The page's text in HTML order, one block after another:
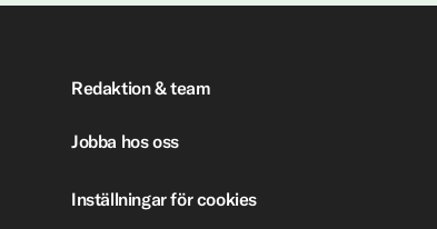
Redaktion & team
Jobba hos oss
Inställningar för cookies